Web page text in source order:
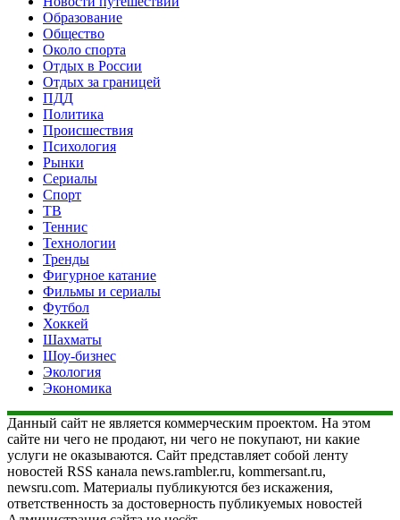
Образование
Общество
Около спорта
Отдых в России
Отдых за границей
ПДД
Политика
Происшествия
Психология
Рынки
Сериалы
Спорт
ТВ
Теннис
Технологии
Тренды
Фигурное катание
Фильмы и сериалы
Футбол
Хоккей
Шахматы
Шоу-бизнес
Экология
Экономика
Данный сайт не является коммерческим проектом. На этом
сайте ни чего не продают, ни чего не покупают, ни какие
услуги не оказываются. Сайт представляет собой ленту
новостей RSS канала news.rambler.ru, kommersant.ru,
newsru.com. Материалы публикуются без искажения,
ответственность за достоверность публикуемых новостей